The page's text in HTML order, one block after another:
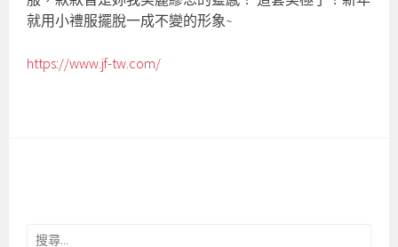
就用小禮服擺脫一成不變的形象~
https://www.jf-tw.com/
搜